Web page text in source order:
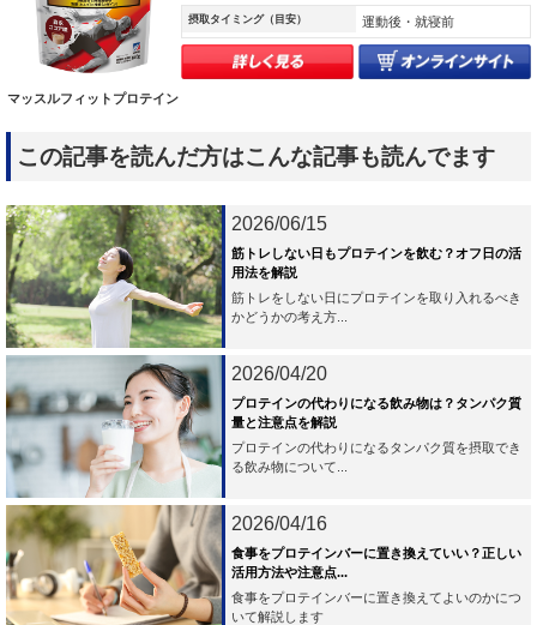
マッスルフィットプロテイン
摂取タイミング（目安） 運動後・就寝前
この記事を読んだ方はこんな記事も読んでます
2026/06/15
筋トレしない日もプロテインを飲む？オフ日の活
用法を解説
筋トレをしない日にプロテインを取り入れるべき
かどうかの考え方...
2026/04/20
プロテインの代わりになる飲み物は？タンパク質
量と注意点を解説
プロテインの代わりになるタンパク質を摂取でき
る飲み物について...
2026/04/16
食事をプロテインバーに置き換えていい？正しい
活用方法や注意点...
食事をプロテインバーに置き換えてよいのかにつ
いて解説します